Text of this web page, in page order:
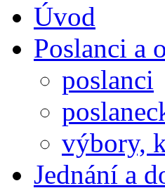
Úvod
Poslanci a
poslanci
výbory,
Jednání a